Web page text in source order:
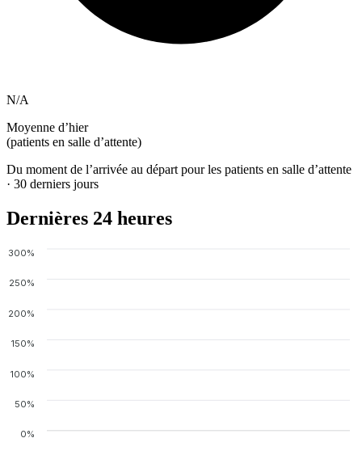
N/A
Moyenne d’hier
(patients en salle d’attente)
Du moment de l’arrivée au départ pour les patients en salle d’attente
· 30 derniers jours
Dernières 24 heures
300%
250%
200%
150%
100%
50%
0%